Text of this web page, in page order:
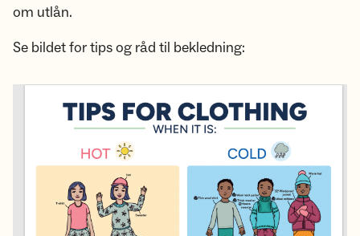
om utlån.
Se bildet for tips og råd til bekledning: